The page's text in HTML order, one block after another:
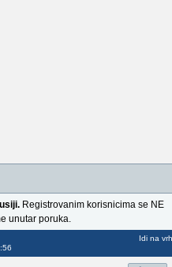
Registrovanim korisnicima se NE
unutar poruka.
Idi na vrh